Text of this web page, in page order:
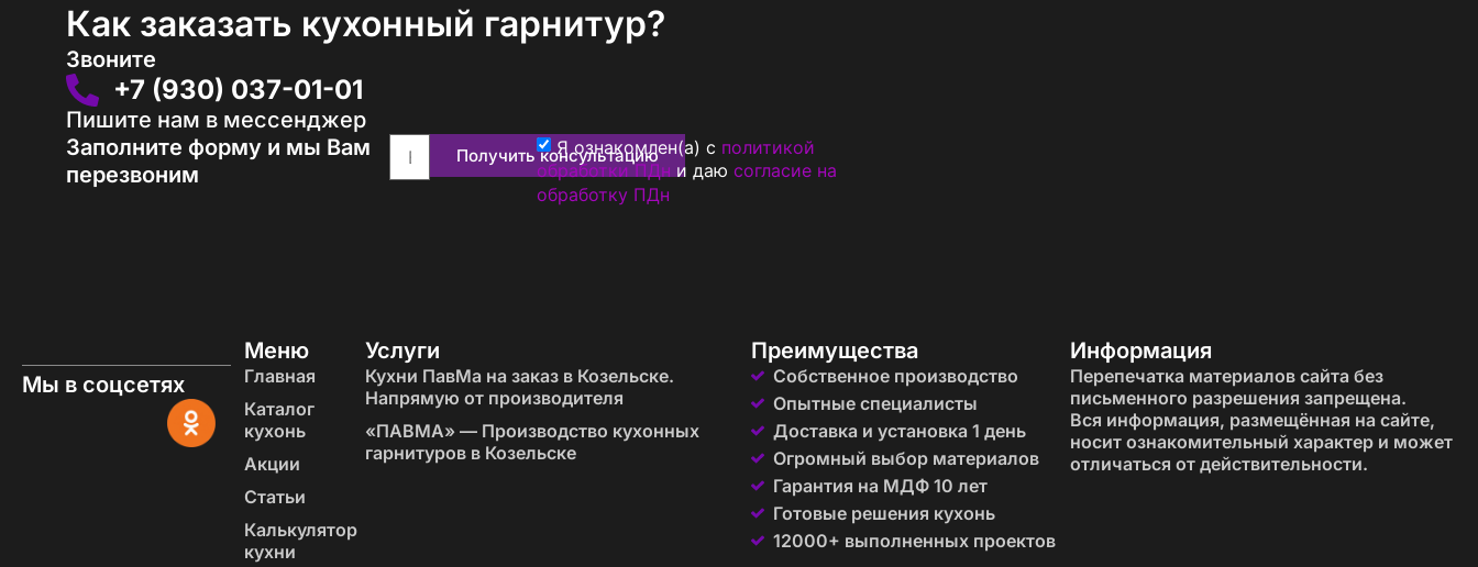
Как заказать кухонный гарнитур?
Звоните
+7 (930) 037-01-01
Пишите нам в мессенджер
Заполните форму и мы Вам
перезвоним
Получить консультацию
Я ознакомлен(а) с политикой
обработки ПДн и даю согласие на
обработку ПДн
Мы в соцсетях
Меню
Главная
Каталог
кухонь
Акции
Статьи
Калькулятор
кухни
Услуги
Кухни ПавМа на заказ в Козельске.
Напрямую от производителя
«‎ПАВМА» — Производство кухонных
гарнитуров в Козельске
Преимущества
Собственное производство
Опытные специалисты
Доставка и установка 1 день
Огромный выбор материалов
Гарантия на МДФ 10 лет
Готовые решения кухонь
12000+ выполненных проектов
Информация
Перепечатка материалов сайта без
письменного разрешения запрещена.
Вся информация, размещённая на сайте,
носит ознакомительный характер и может
отличаться от действительности.